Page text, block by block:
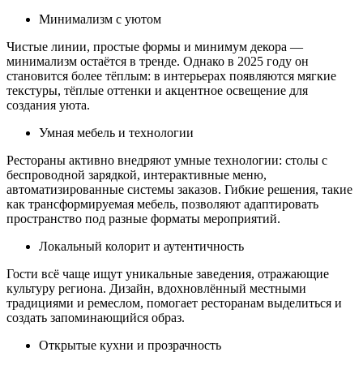
Минимализм с уютом
Чистые линии, простые формы и минимум декора —
минимализм остаётся в тренде. Однако в 2025 году он
становится более тёплым: в интерьерах появляются мягкие
текстуры, тёплые оттенки и акцентное освещение для
создания уюта.
Умная мебель и технологии
Рестораны активно внедряют умные технологии: столы с
беспроводной зарядкой, интерактивные меню,
автоматизированные системы заказов. Гибкие решения, такие
как трансформируемая мебель, позволяют адаптировать
пространство под разные форматы мероприятий.
Локальный колорит и аутентичность
Гости всё чаще ищут уникальные заведения, отражающие
культуру региона. Дизайн, вдохновлённый местными
традициями и ремеслом, помогает ресторанам выделиться и
создать запоминающийся образ.
Открытые кухни и прозрачность